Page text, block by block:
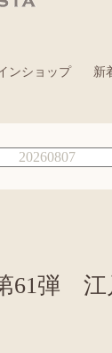
ンショップ 新
61弾